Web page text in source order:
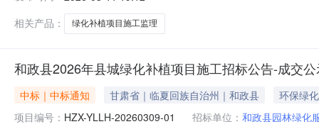
相关产品：
绿化补植项目施工监理
和政县2026年县城绿化补植项目施工招标公告-成交
中标｜中标通知 甘肃省｜临夏回族自治州｜和政县
环保绿化
项目编号： HZX-YLLH-20260309-01 招标单位： 和政县园林绿化